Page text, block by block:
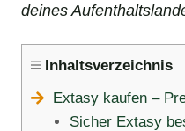
deines
Inhaltsverzeichnis
Extasy kaufen –
Sicher Extasy